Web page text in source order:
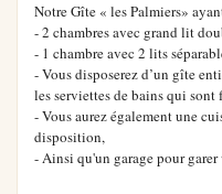
Notre Gîte « les Palmiers»
- 2 chambres avec grand lit
- 1 chambre avec 2 lits
- Vous disposerez d’un gîte
les serviettes de bains qui sont
- Vous aurez également une
disposition,
- Ainsi qu'un garage pour